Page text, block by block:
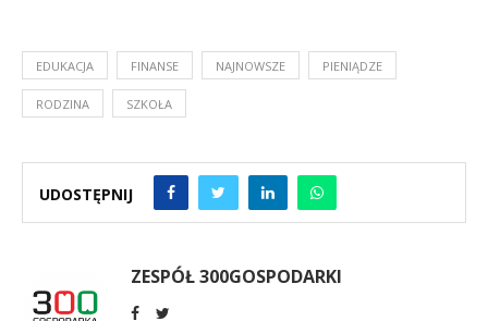
EDUKACJA FINANSE NAJNOWSZE PIENIĄDZE
RODZINA SZKOŁA
UDOSTĘPNIJ
ZESPÓŁ 300GOSPODARKI